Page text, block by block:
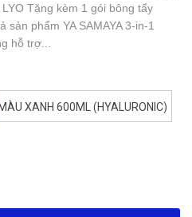
Tặng kèm 1 gói bông tẩy
sản phẩm YA SAMAYA 3-in-1
hỗ trợ...
MÀU XANH 600ML (HYALURONIC)